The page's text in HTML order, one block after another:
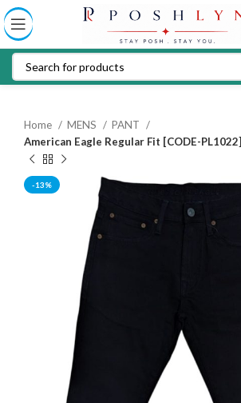
Home MENS
PANT
American Eagle Regular Fit [CODE-PL1022]
-13%